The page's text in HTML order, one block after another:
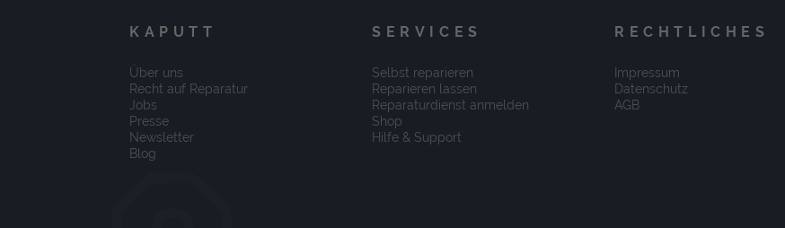
KAPUTT
Über uns
Recht auf Reparatur
Jobs
Presse
Newsletter
Blog
SERVICES
Selbst reparieren
Reparieren lassen
Reparaturdienst anmelden
Shop
Hilfe & Support
RECHTLICHES
Impressum
Datenschutz
AGB